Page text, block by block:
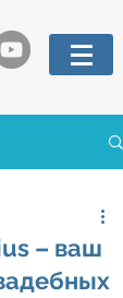
– ваш